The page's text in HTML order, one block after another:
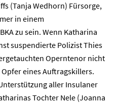
(Tanja Wedhorn) Fürsorge,
in einem
zu sein. Wenn Katharina
suspendierte Polizist Thies
Operntenor nicht
eines Auftragskillers.
aller Insulaner
Tochter Nele (Joanna